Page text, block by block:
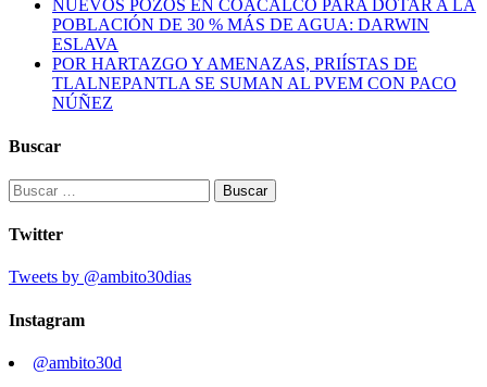
NUEVOS POZOS EN COACALCO PARA DOTAR A LA
POBLACIÓN DE 30 % MÁS DE AGUA: DARWIN
ESLAVA
POR HARTAZGO Y AMENAZAS, PRIÍSTAS DE
TLALNEPANTLA SE SUMAN AL PVEM CON PACO
NÚÑEZ
Buscar
Buscar:
Twitter
Tweets by @ambito30dias
Instagram
@ambito30d